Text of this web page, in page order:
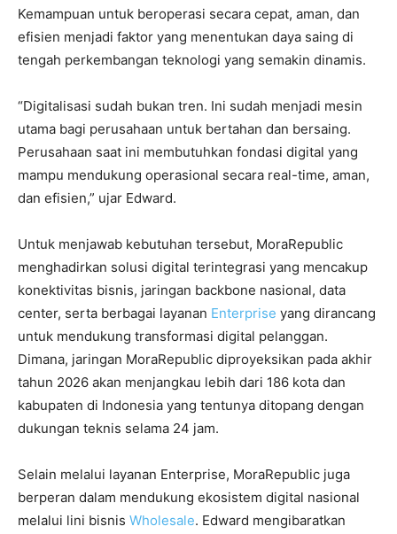
Kemampuan untuk beroperasi secara cepat, aman, dan
efisien menjadi faktor yang menentukan daya saing di
tengah perkembangan teknologi yang semakin dinamis.
“Digitalisasi sudah bukan tren. Ini sudah menjadi mesin
utama bagi perusahaan untuk bertahan dan bersaing.
Perusahaan saat ini membutuhkan fondasi digital yang
mampu mendukung operasional secara real-time, aman,
dan efisien,” ujar Edward.
Untuk menjawab kebutuhan tersebut, MoraRepublic
menghadirkan solusi digital terintegrasi yang mencakup
konektivitas bisnis, jaringan backbone nasional, data
center, serta berbagai layanan Enterprise yang dirancang
untuk mendukung transformasi digital pelanggan.
Dimana, jaringan MoraRepublic diproyeksikan pada akhir
tahun 2026 akan menjangkau lebih dari 186 kota dan
kabupaten di Indonesia yang tentunya ditopang dengan
dukungan teknis selama 24 jam.
Selain melalui layanan Enterprise, MoraRepublic juga
berperan dalam mendukung ekosistem digital nasional
melalui lini bisnis Wholesale. Edward mengibaratkan